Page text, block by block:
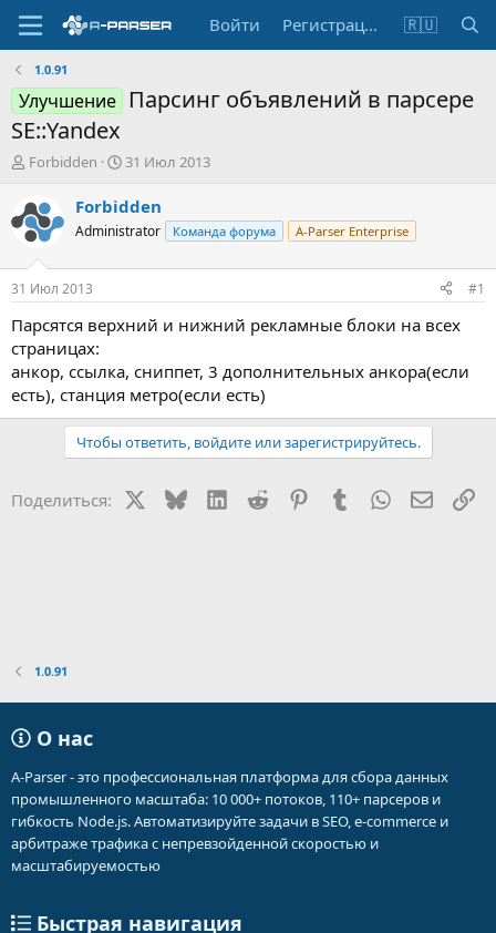
Войти Регистрация 🇷🇺
1.0.91
Улучшение
Парсинг объявлений в парсере
SE::Yandex
А
т
о
р
т
е
м
ы
Forbidden
Д
т
н
а
л
31 Июл 2013
Forbidden
Administrator Команда форума A-Parser Enterprise
31 Июл 2013 #1
Парсятся верхний и нижний рекламные блоки на всех
страницах:
анкор, ссылка, сниппет, 3 дополнительных анкора(если
есть), станция метро(если есть)
Чтобы ответить, войдите или зарегистрируйтесь.
Поделиться: BlueskyLinkedIn
Reddit PinterestTumblr WhatsApp
1.0.91
О нас
A-Parser - это профессиональная платформа для сбора данных
промышленного масштаба: 10 000+ потоков, 110+ парсеров и
гибкость Node.js. Автоматизируйте задачи в SEO, e-commerce и
арбитраже трафика с непревзойденной скоростью и
масштабируемостью
Быстрая навигация